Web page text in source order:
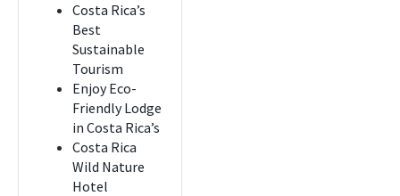
Costa Rica’s
Best
Sustainable
Tourism
Enjoy Eco-
Friendly Lodge
in Costa Rica’s
Costa Rica
Wild Nature
Hotel